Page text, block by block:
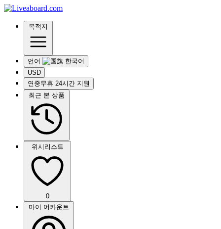
목적지
언어
USD
연중무휴 24시간 지원
최근 본 상품
위시리스트
0
마이 어카운트